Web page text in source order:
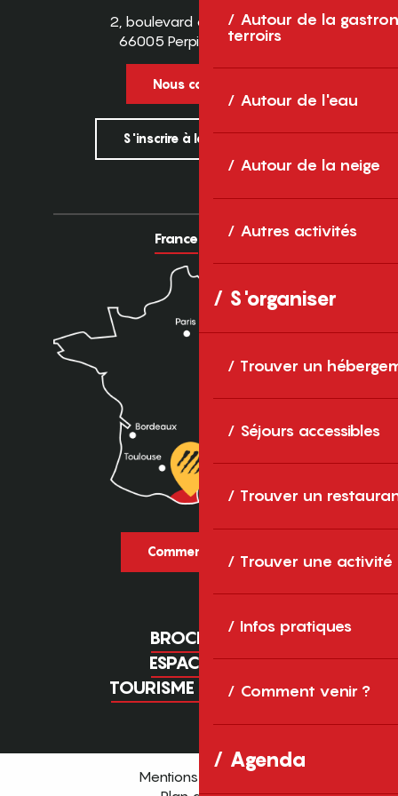
Autour de la
terroirs
Autour de l'eau
Autour de la neige
Autres activités
S'organiser
Trouver un
Séjours accessibles
Trouver un
Trouver une activité
Infos pratiques
Comment venir ?
Agenda
2, boulevard des Pyrénées
66005 Perpignan Cedex
Nous contacter
S'inscrire à la newsletter
France Europe
Comment venir ?
BROCHURES
ESPACE PRO
TOURISME D'AFFAIRES
Mentions légales